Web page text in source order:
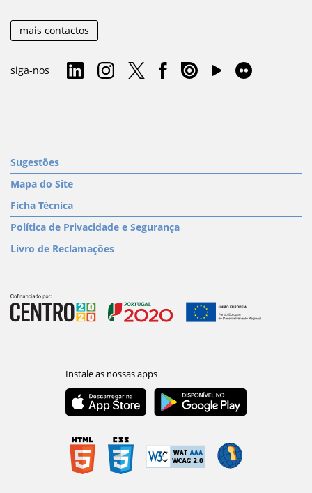
mais contactos
siga-nos
Sugestões
Mapa do Site
Ficha Técnica
Política de Privacidade e Segurança
Livro de Reclamações